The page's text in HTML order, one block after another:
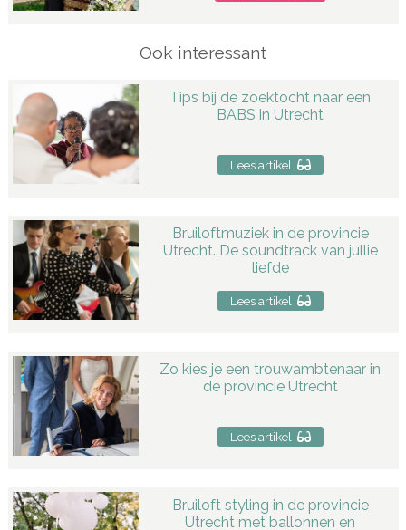
Ook interessant
Tips bij de zoektocht naar een
BABS in Utrecht
Lees artikel
Bruiloftmuziek in de provincie
Utrecht. De soundtrack van jullie
liefde
Lees artikel
Zo kies je een trouwambtenaar in
de provincie Utrecht
Lees artikel
Bruiloft styling in de provincie
Utrecht met ballonnen en